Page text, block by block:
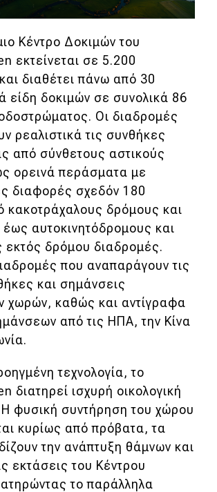
Κέντρο Δοκιμών του
εκτείνεται σε 5.200
διαθέτει πάνω από 30
είδη δοκιμών σε συνολικά 86
Οι διαδρομές
ρεαλιστικά τις συνθήκες
από σύνθετους αστικούς
ορεινά περάσματα με
διαφορές σχεδόν 180
κακοτράχαλους δρόμους και
αυτοκινητόδρομους και
εκτός δρόμου διαδρομές.
που αναπαράγουν τις
και σημάνσεις
χωρών, καθώς και αντίγραφα
από τις ΗΠΑ, την Κίνα
τεχνολογία, το
διατηρεί ισχυρή οικολογική
φυσική συντήρηση του χώρου
κυρίως από πρόβατα, τα
την ανάπτυξη θάμνων και
εκτάσεις του Κέντρου
το παράλληλα